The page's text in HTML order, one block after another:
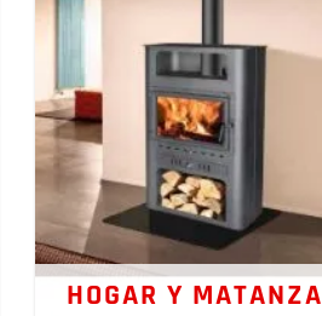
HOGAR Y MATANZA